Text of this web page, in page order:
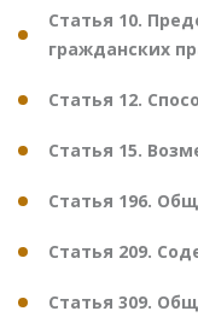
Статья 10.
гражданских
Статья 12.
Статья 15.
Статья 196.
Статья 209.
Статья 309.